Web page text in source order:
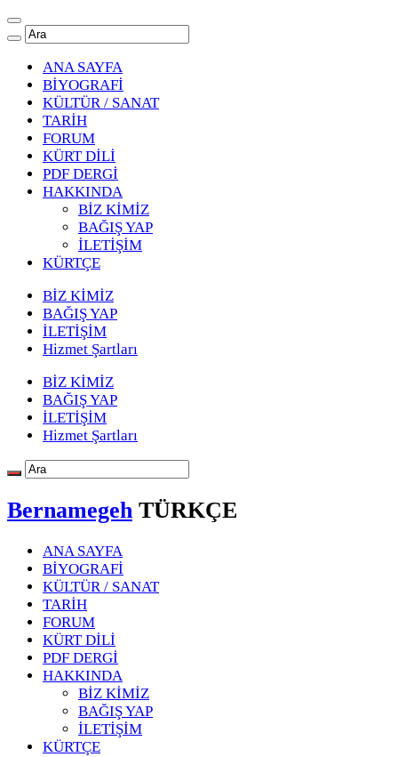
ANA SAYFA
BİYOGRAFİ
KÜLTÜR / SANAT
TARİH
FORUM
KÜRT DİLİ
PDF DERGİ
HAKKINDA
BİZ KİMİZ
BAĞIŞ YAP
İLETİŞİM
KÜRTÇE
BİZ KİMİZ
BAĞIŞ YAP
İLETİŞİM
Hizmet Şartları
BİZ KİMİZ
BAĞIŞ YAP
İLETİŞİM
Hizmet Şartları
Bernamegeh TÜRKÇE
ANA SAYFA
BİYOGRAFİ
KÜLTÜR / SANAT
TARİH
FORUM
KÜRT DİLİ
PDF DERGİ
HAKKINDA
BİZ KİMİZ
BAĞIŞ YAP
İLETİŞİM
KÜRTÇE